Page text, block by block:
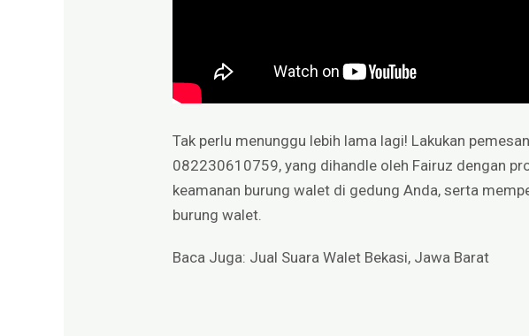
Tak perlu menunggu lebih lama lagi! Lakukan
082230610759, yang dihandle oleh Fairuz dengan
keamanan burung walet di gedung Anda, serta
burung walet.
Baca Juga: Jual Suara Walet Bekasi, Jawa Barat